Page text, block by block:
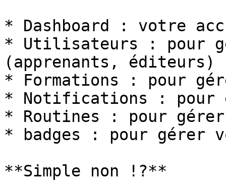
* Dashboard : votre
* Utilisateurs : pour
(apprenants, éditeurs)
* Formations : pour
* Notifications : pour
* Routines : pour
* badges : pour gérer
**Simple non !?**